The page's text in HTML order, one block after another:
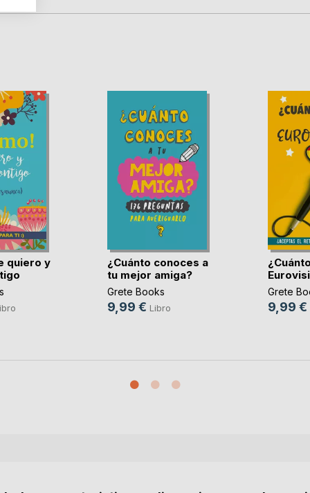
quiero y
¿Cuánto conoces a
tu mejor amiga?
Grete Books
9,99 € Libro
Grete
9,99 €